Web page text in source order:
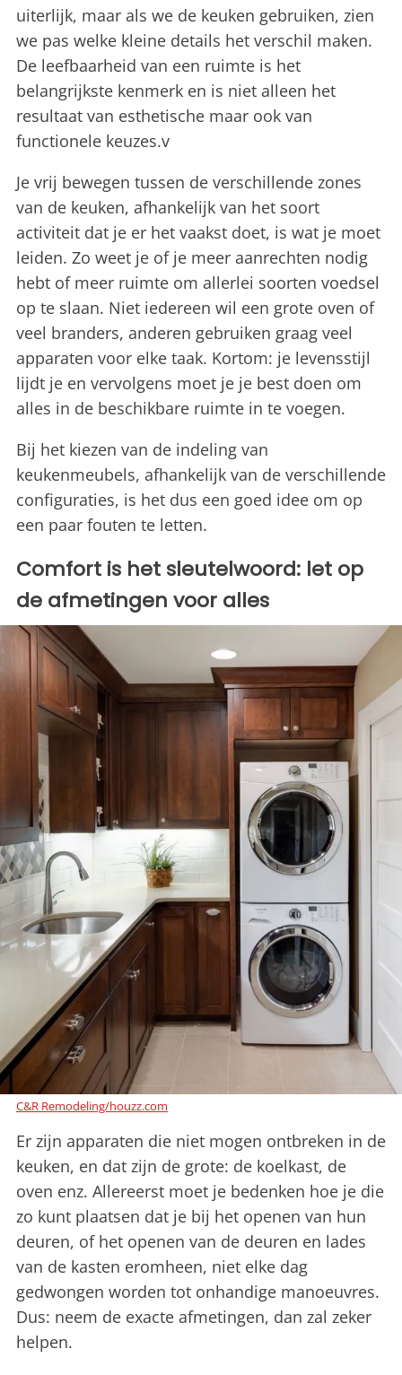
uiterlijk, maar als we de keuken gebruiken, zien
we pas welke kleine details het verschil maken.
De leefbaarheid van een ruimte is het
belangrijkste kenmerk en is niet alleen het
resultaat van esthetische maar ook van
functionele keuzes.v
Je vrij bewegen tussen de verschillende zones
van de keuken, afhankelijk van het soort
activiteit dat je er het vaakst doet, is wat je moet
leiden. Zo weet je of je meer aanrechten nodig
hebt of meer ruimte om allerlei soorten voedsel
op te slaan. Niet iedereen wil een grote oven of
veel branders, anderen gebruiken graag veel
apparaten voor elke taak. Kortom: je levensstijl
lijdt je en vervolgens moet je je best doen om
alles in de beschikbare ruimte in te voegen.
Bij het kiezen van de indeling van
keukenmeubels, afhankelijk van de verschillende
configuraties, is het dus een goed idee om op
een paar fouten te letten.
Comfort is het sleutelwoord: let op
de afmetingen voor alles
C&R Remodeling/houzz.com
Er zijn apparaten die niet mogen ontbreken in de
keuken, en dat zijn de grote: de koelkast, de
oven enz. Allereerst moet je bedenken hoe je die
zo kunt plaatsen dat je bij het openen van hun
deuren, of het openen van de deuren en lades
van de kasten eromheen, niet elke dag
gedwongen worden tot onhandige manoeuvres.
Dus: neem de exacte afmetingen, dan zal zeker
helpen.